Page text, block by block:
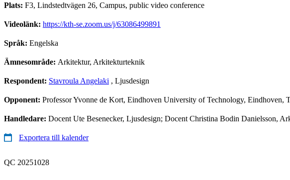
Plats: F3, Lindstedtvägen 26, Campus, public video conference
Videolänk: https://kth-se.zoom.us/j/63086499891
Språk: Engelska
Ämnesområde: Arkitektur, Arkitekturteknik
Respondent: Stavroula Angelaki , Ljusdesign
Opponent: Professor Yvonne de Kort, Eindhoven University of Technology, Eindhoven,
Handledare: Docent Ute Besenecker, Ljusdesign; Docent Christina Bodin Danielsson,
Exportera till kalender
QC 20251028